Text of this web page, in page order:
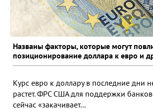
Названы факторы, которые могут
позиционирование доллара к евро и
Курс евро к доллару в последние дни
растет. ФРС США для поддержки
сейчас «закачивает...